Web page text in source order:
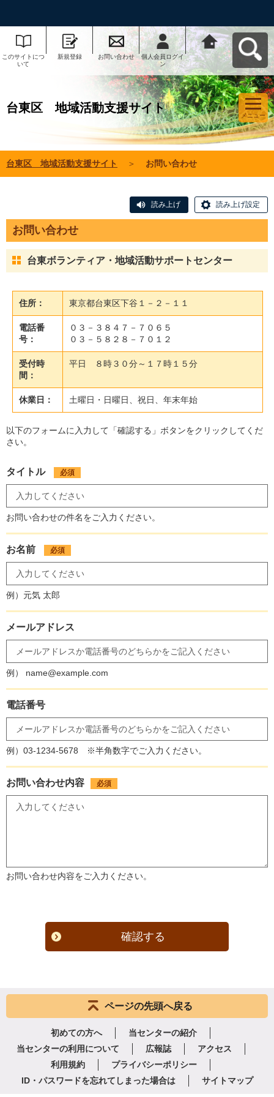
このサイトにつ
いて
新規登録 お問い合わせ
個人会員ログイ
ン
台東区 地域活
動支援サイトへ
戻る
台東区 地域活動支援サイト
メニュー
台東区 地域活動支援サイト ＞ お問い合わせ
読み上げ 読み上げ設定
お問い合わせ
台東ボランティア・地域活動サポートセンター
住所： 東京都台東区下谷１－２－１１
電話番
号：
０３－３８４７－７０６５
０３－５８２８－７０１２
受付時
間：
平日 ８時３０分～１７時１５分
休業日： 土曜日・日曜日、祝日、年末年始
以下のフォームに入力して「確認する」ボタンをクリックしてくだ
さい。
タイトル 必須
お問い合わせの件名をご入力ください。
お名前 必須
例）元気 太郎
メールアドレス
例） name@example.com
電話番号
例）03-1234-5678 ※半角数字でご入力ください。
お問い合わせ内容 必須
お問い合わせ内容をご入力ください。
確認する
ページの先頭へ戻る
初めての方へ
当センターの紹介
当センターの利用について
広報誌
アクセス
利用規約
プライバシーポリシー
ID・パスワードを忘れてしまった場合は
サイトマップ